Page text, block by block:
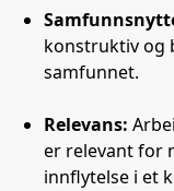
konstruktiv og
samfunnet.
Relevans:
er relevant for
innflytelse i et